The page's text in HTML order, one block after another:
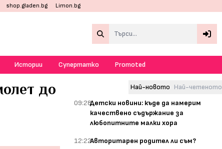
shop.gladen.bg Limon.bg
Истории Супертатко Promoted
до
Най-новото Най-четеното
09:28Детски новини: къде да намерим
качествено съдържание за
любопитните малки хора
12:22Авторитарен родител ли съм?